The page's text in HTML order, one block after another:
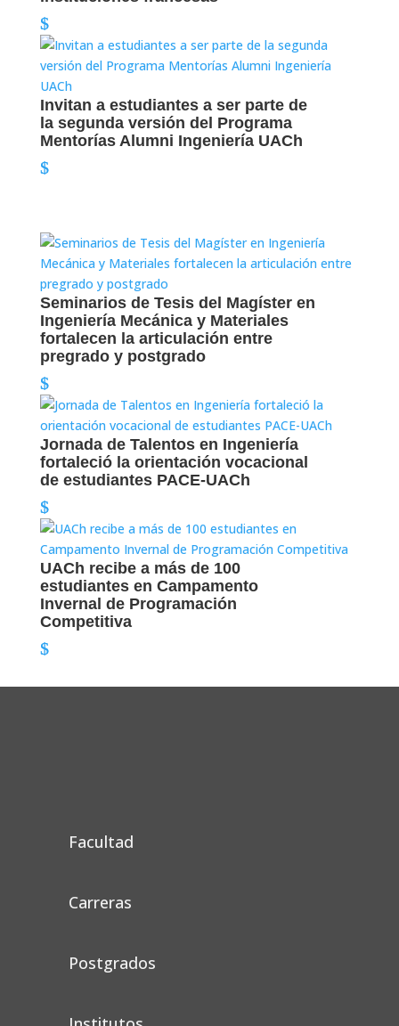
Invitan a estudiantes a ser parte de
la segunda versión del Programa
Mentorías Alumni Ingeniería UACh
Seminarios de Tesis del Magíster en
Ingeniería Mecánica y Materiales
fortalecen la articulación entre
pregrado y postgrado
Jornada de Talentos en Ingeniería
fortaleció la orientación vocacional
de estudiantes PACE-UACh
UACh recibe a más de 100
estudiantes en Campamento
Invernal de Programación
Competitiva
Facultad
Carreras
Postgrados